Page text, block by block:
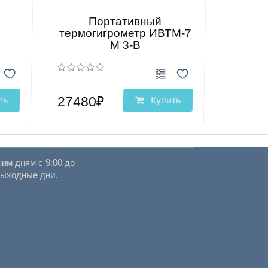
Портативный
термогигрометр ИВТМ-7
М 3-В
27480₽ Купить
дням с 9:00 до
дни.